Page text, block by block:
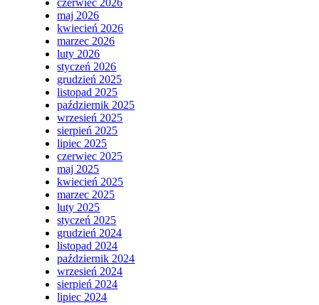
maj 2026
kwiecień 2026
marzec 2026
luty 2026
styczeń 2026
grudzień 2025
listopad 2025
październik 2025
wrzesień 2025
sierpień 2025
lipiec 2025
czerwiec 2025
maj 2025
kwiecień 2025
marzec 2025
luty 2025
styczeń 2025
grudzień 2024
listopad 2024
październik 2024
wrzesień 2024
sierpień 2024
lipiec 2024